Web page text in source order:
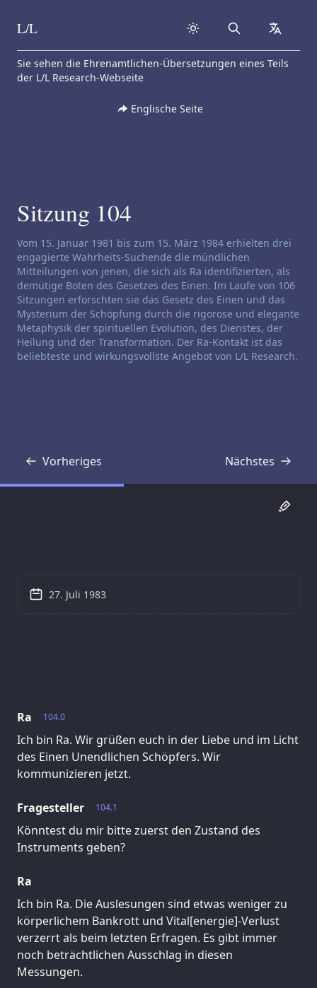
Skip to content
L/L Search
Sie sehen die Ehrenamtlichen-Übersetzungen eines Teils
der L/L Research-Webseite
Englische Seite
Sitzung 104
Haftungsausschluss für Channeling:
Vom 15. Januar 1981 bis zum 15. März 1984 erhielten drei
engagierte Wahrheits-Suchende die mündlichen
Mitteilungen von jenen, die sich als Ra identifizierten, als
demütige Boten des Gesetzes des Einen. Im Laufe von 106
Sitzungen erforschten sie das Gesetz des Einen und das
Mysterium der Schöpfung durch die rigorose und elegante
Metaphysik der spirituellen Evolution, des Dienstes, der
Heilung und der Transformation. Der Ra-Kontakt ist das
beliebteste und wirkungsvollste Angebot von L/L Research.
Vorheriges
Transkript Nächstes
Transkript
104.0
Ra
Ich bin Ra. Wir grüßen euch in der Liebe und im Licht
des Einen Unendlichen Schöpfers. Wir
kommunizieren jetzt.
104.1
Fragesteller
Könntest du mir bitte zuerst den Zustand des
Instruments geben?
Ra
Ich bin Ra. Die Auslesungen sind etwas weniger zu
körperlichem Bankrott und Vital[energie]-Verlust
verzerrt als beim letzten Erfragen. Es gibt immer
noch beträchtlichen Ausschlag in diesen
Messungen.
27. Juli 1983